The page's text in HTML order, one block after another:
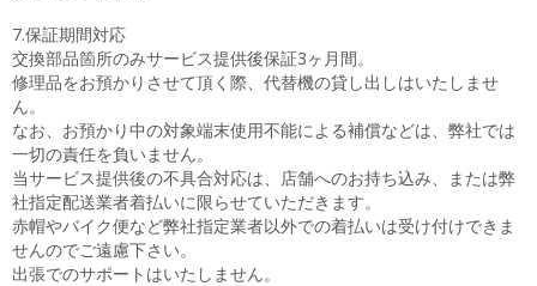
7.保証期間対応
交換部品箇所のみサービス提供後保証3ヶ月間。
修理品をお預かりさせて頂く際、代替機の貸し出しはいたしませ
ん。
なお、お預かり中の対象端末使用不能による補償などは、弊社では
一切の責任を負いません。
当サービス提供後の不具合対応は、店舗へのお持ち込み、または弊
社指定配送業者着払いに限らせていただきます。
赤帽やバイク便など弊社指定業者以外での着払いは受け付けできま
せんのでご遠慮下さい。
出張でのサポートはいたしません。